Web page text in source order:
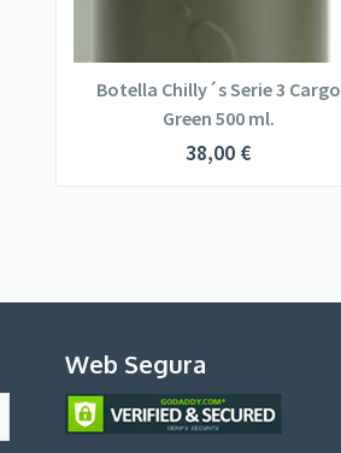
Botella Chilly´s Serie 3 Cargo
Green 500 ml.
38,00 €
Web Segura